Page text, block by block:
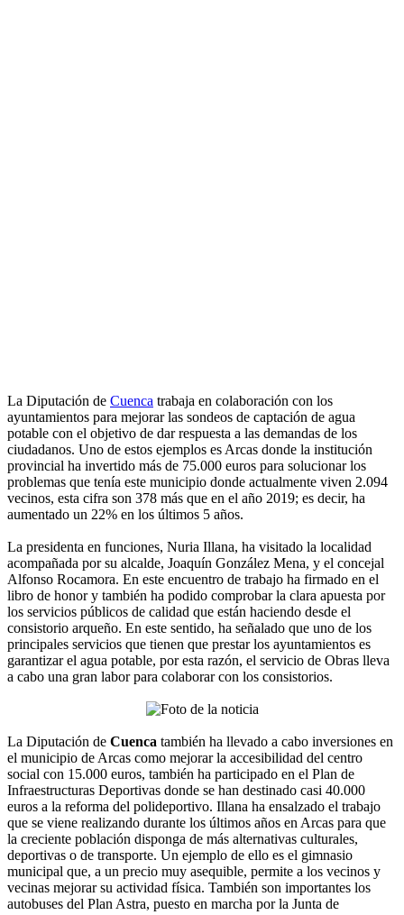
La Diputación de Cuenca trabaja en colaboración con los
ayuntamientos para mejorar las sondeos de captación de agua
potable con el objetivo de dar respuesta a las demandas de los
ciudadanos. Uno de estos ejemplos es Arcas donde la institución
provincial ha invertido más de 75.000 euros para solucionar los
problemas que tenía este municipio donde actualmente viven 2.094
vecinos, esta cifra son 378 más que en el año 2019; es decir, ha
aumentado un 22% en los últimos 5 años.
La presidenta en funciones, Nuria Illana, ha visitado la localidad
acompañada por su alcalde, Joaquín González Mena, y el concejal
Alfonso Rocamora. En este encuentro de trabajo ha firmado en el
libro de honor y también ha podido comprobar la clara apuesta por
los servicios públicos de calidad que están haciendo desde el
consistorio arqueño. En este sentido, ha señalado que uno de los
principales servicios que tienen que prestar los ayuntamientos es
garantizar el agua potable, por esta razón, el servicio de Obras lleva
a cabo una gran labor para colaborar con los consistorios.
La Diputación de Cuenca también ha llevado a cabo inversiones en
el municipio de Arcas como mejorar la accesibilidad del centro
social con 15.000 euros, también ha participado en el Plan de
Infraestructuras Deportivas donde se han destinado casi 40.000
euros a la reforma del polideportivo. Illana ha ensalzado el trabajo
que se viene realizando durante los últimos años en Arcas para que
la creciente población disponga de más alternativas culturales,
deportivas o de transporte. Un ejemplo de ello es el gimnasio
municipal que, a un precio muy asequible, permite a los vecinos y
vecinas mejorar su actividad física. También son importantes los
autobuses del Plan Astra, puesto en marcha por la Junta de